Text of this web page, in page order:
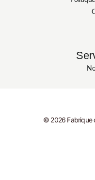
© 2026 Fabrique